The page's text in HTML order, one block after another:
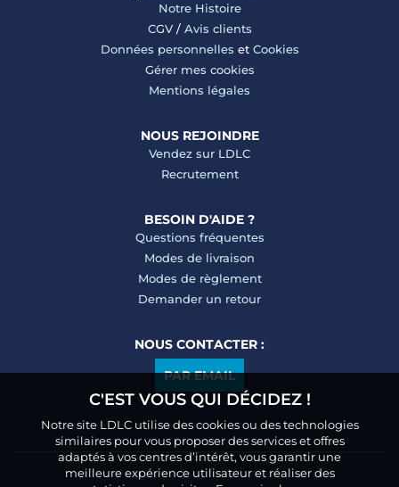
Notre Histoire
CGV/ Avis clients
Données personnelles et Cookies
Gérer mes cookies
Mentions légales
NOUS REJOINDRE
Vendez sur LDLC
Recrutement
BESOIN D'AIDE ?
Questions fréquentes
Modes de livraison
Modes de règlement
Demander un retour
NOUS CONTACTER :
PAR EMAIL
C'EST VOUS QUI DÉCIDEZ !
Notre site LDLC utilise des cookies ou des technologies
similaires pour vous proposer des services et offres
adaptés à vos centres d’intérêt, vous garantir une
meilleure expérience utilisateur et réaliser des